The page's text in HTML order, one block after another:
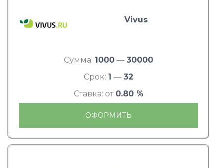
Vivus
Сумма: 1000 — 30000
Срок: 1 — 32
Ставка: от 0.80 %
ОФОРМИТЬ